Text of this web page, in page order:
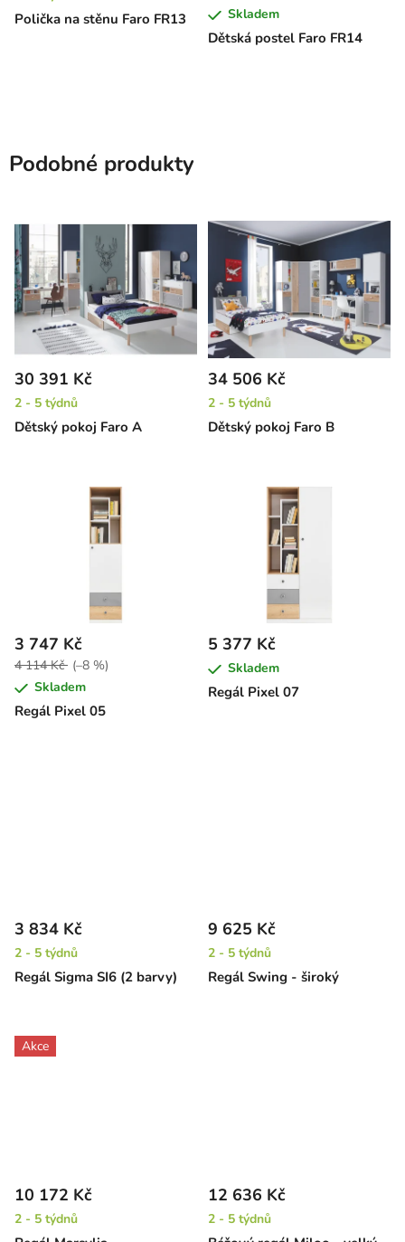
Polička na stěnu Faro FR13
Dětská postel Faro FR14
Skladem
Podobné produkty
Dětský pokoj Faro A
30 391 Kč
2 - 5 týdnů
Dětský pokoj Faro B
34 506 Kč
2 - 5 týdnů
Regál Pixel 05
3 747 Kč
4 114 Kč (–8 %)
Skladem
Regál Pixel 07
5 377 Kč
Skladem
Regál Sigma SI6 (2 barvy)
3 834 Kč
2 - 5 týdnů
Regál Swing - široký
9 625 Kč
2 - 5 týdnů
Akce
10 172 Kč
2 - 5 týdnů
12 636 Kč
2 - 5 týdnů